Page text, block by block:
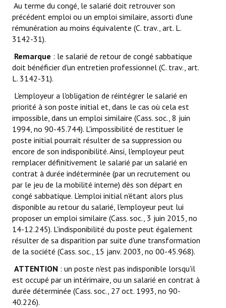
Au terme du congé, le salarié doit retrouver son
précédent emploi ou un emploi similaire, assorti d'une
rémunération au moins équivalente (C. trav., art. L.
3142-31).
Remarque : le salarié de retour de congé sabbatique
doit bénéficier d'un entretien professionnel (C. trav., art.
L. 3142-31).
L'employeur a l'obligation de réintégrer le salarié en
priorité à son poste initial et, dans le cas où cela est
impossible, dans un emploi similaire (Cass. soc., 8 juin
1994, no 90-45.744). L'impossibilité de restituer le
poste initial pourrait résulter de sa suppression ou
encore de son indisponibilité. Ainsi, l'employeur peut
remplacer définitivement le salarié par un salarié en
contrat à durée indéterminée (par un recrutement ou
par le jeu de la mobilité interne) dès son départ en
congé sabbatique. L'emploi initial n'étant alors plus
disponible au retour du salarié, l'employeur peut lui
proposer un emploi similaire (Cass. soc., 3 juin 2015, no
14-12.245). L'indisponibilité du poste peut également
résulter de sa disparition par suite d'une transformation
de la société (Cass. soc., 15 janv. 2003, no 00-45.968).
ATTENTION : un poste n'est pas indisponible lorsqu'il
est occupé par un intérimaire, ou un salarié en contrat à
durée déterminée (Cass. soc., 27 oct. 1993, no 90-
40.226).